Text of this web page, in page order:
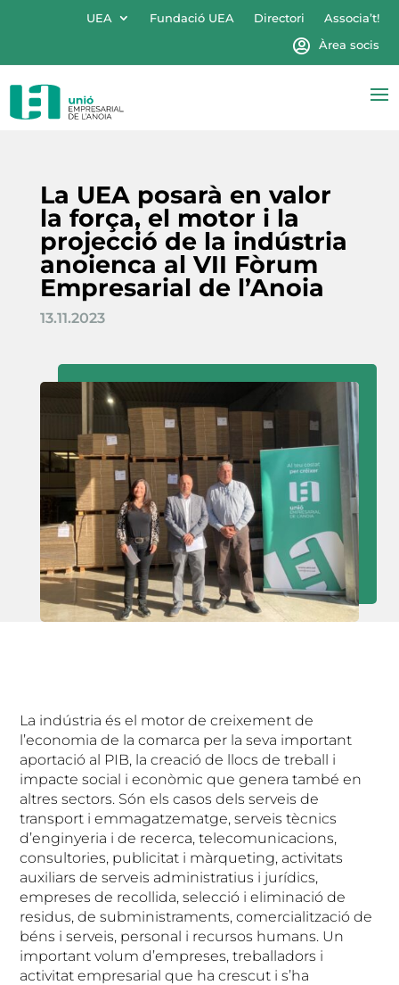
UEA Fundació UEA Directori
Associa’t!
Àrea socis
La UEA posarà en valor
la força, el motor i la
projecció de la indústria
anoienca al VII Fòrum
Empresarial de l’Anoia
13.11.2023
La indústria és el motor de creixement de
l’economia de la comarca per la seva important
aportació al PIB, la creació de llocs de treball i
impacte social i econòmic que genera també en
altres sectors. Són els casos dels serveis de
transport i emmagatzematge, serveis tècnics
d’enginyeria i de recerca, telecomunicacions,
consultories, publicitat i màrqueting, activitats
auxiliars de serveis administratius i jurídics,
empreses de recollida, selecció i eliminació de
residus, de subministraments, comercialització de
béns i serveis, personal i recursos humans. Un
important volum d’empreses, treballadors i
activitat empresarial que ha crescut i s’ha